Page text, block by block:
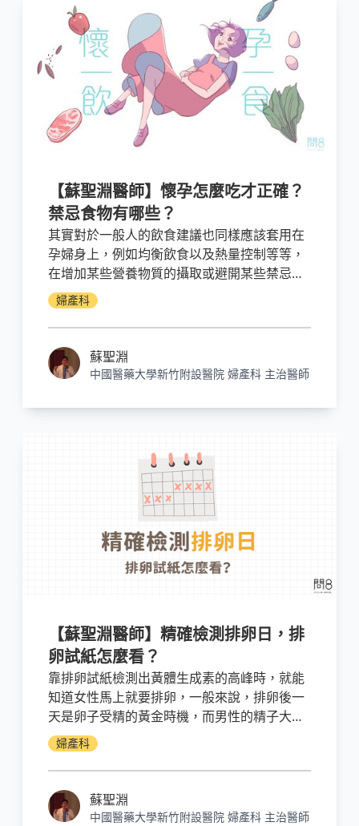
【蘇聖淵醫師】懷孕怎麼吃才正確？
禁忌食物有哪些？
其實對於一般人的飲食建議也同樣應該套用在
孕婦身上，例如均衡飲食以及熱量控制等等，
在增加某些營養物質的攝取或避開某些禁忌食
品的同時，維持六大類食物中各類別的攝取量
也是很重要的。
婦產科
蘇聖淵
中國醫藥大學新竹附設醫院 婦產科 主治醫師
【蘇聖淵醫師】精確檢測排卵日，排
卵試紙怎麼看？
靠排卵試紙檢測出黃體生成素的高峰時，就能
知道女性馬上就要排卵，一般來說，排卵後一
天是卵子受精的黃金時機，而男性的精子大約
可以在女性體內存活三天左右。而在此段時日
積極「做人」，就能夠達到事半功倍的成效。
一旦發現受測結果為陽性，最好每隔幾個小時
就重複測試，此時陽性的強度會逐漸升高，然
後開始減弱，當開始減弱的時候，就能夠預測
婦產科
蘇聖淵
中國醫藥大學新竹附設醫院 婦產科 主治醫師